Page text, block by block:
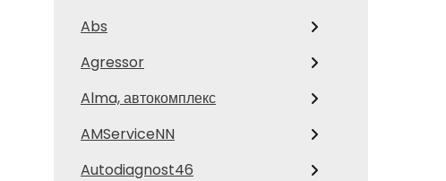
Abs
Agressor
Alma, автокомплекс
AMServiceNN
Autodiagnost46